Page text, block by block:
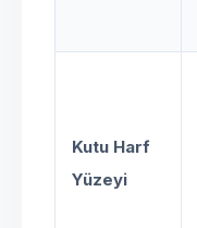
Kutu Harf
Yüzeyi